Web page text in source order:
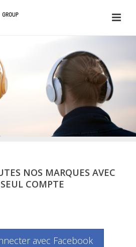
NOS MARQUES AVEC
COMPTE
avec Facebook